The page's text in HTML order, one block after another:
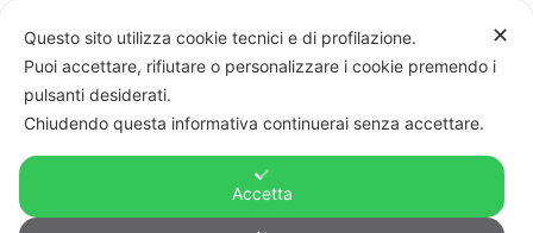
✕
Questo sito utilizza cookie tecnici e di profilazione.
Puoi accettare, rifiutare o personalizzare i cookie premendo i
pulsanti desiderati.
Chiudendo questa informativa continuerai senza accettare.
Accetta